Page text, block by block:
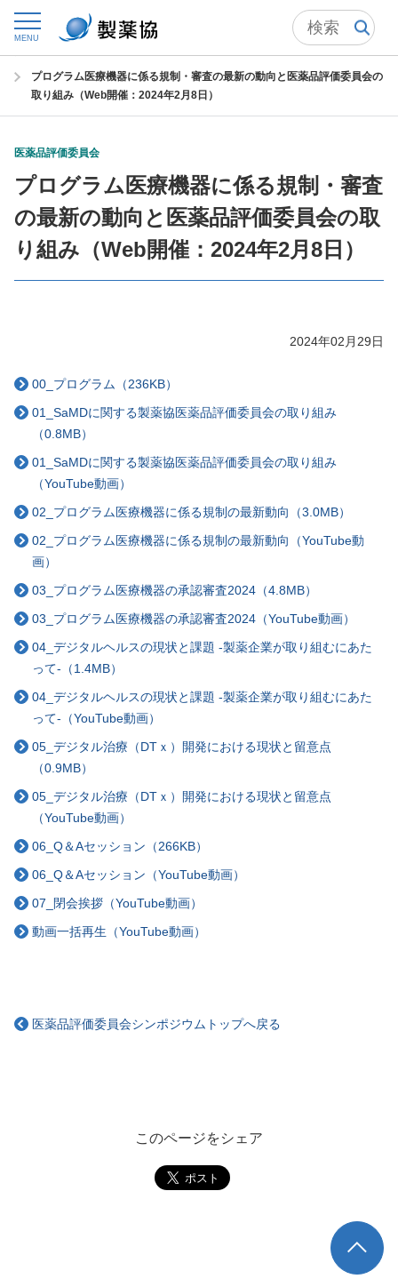
MENU
トップ 委員会からの情報発信 医薬品評価委員会
プログラム医療機器に係る規制・審査の最新の動向と医薬品評価委員会の
取り組み（Web開催：2024年2月8日）
医薬品評価委員会
プログラム医療機器に係る規制・審査
の最新の動向と医薬品評価委員会の取
り組み（Web開催：2024年2月8日）
2024年02月29日
00_プログラム（236KB）
01_SaMDに関する製薬協医薬品評価委員会の取り組み
（0.8MB）
01_SaMDに関する製薬協医薬品評価委員会の取り組み
（YouTube動画）
02_プログラム医療機器に係る規制の最新動向（3.0MB）
02_プログラム医療機器に係る規制の最新動向（YouTube動
画）
03_プログラム医療機器の承認審査2024（4.8MB）
03_プログラム医療機器の承認審査2024（YouTube動画）
04_デジタルヘルスの現状と課題 -製薬企業が取り組むにあた
って-（1.4MB）
04_デジタルヘルスの現状と課題 -製薬企業が取り組むにあた
って-（YouTube動画）
05_デジタル治療（DTｘ）開発における現状と留意点
（0.9MB）
05_デジタル治療（DTｘ）開発における現状と留意点
（YouTube動画）
06_Q＆Aセッション（266KB）
06_Q＆Aセッション（YouTube動画）
07_閉会挨拶（YouTube動画）
動画一括再生（YouTube動画）
医薬品評価委員会シンポジウムトップへ戻る
このページをシェア
TOP